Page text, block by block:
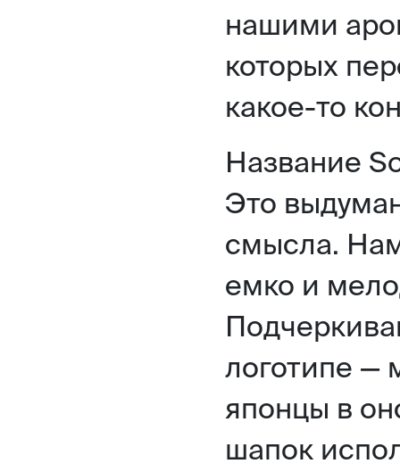
нашими
которых
какое-то
Название
Это
смысла.
емко и
логотипе —
японцы в
шапок